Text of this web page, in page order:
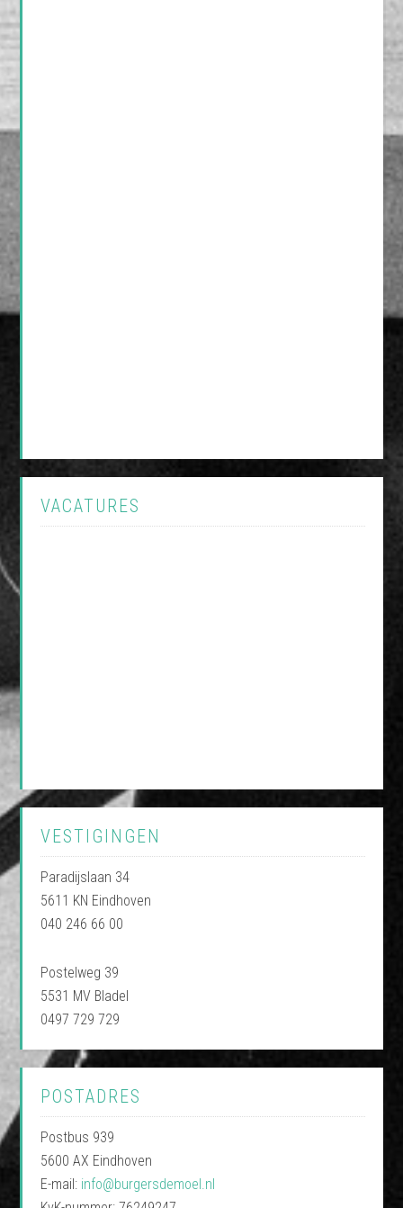
VACATURES
VESTIGINGEN
Paradijslaan 34
5611 KN Eindhoven
040 246 66 00
Postelweg 39
5531 MV Bladel
0497 729 729
POSTADRES
Postbus 939
5600 AX Eindhoven
E-mail: info@burgersdemoel.nl